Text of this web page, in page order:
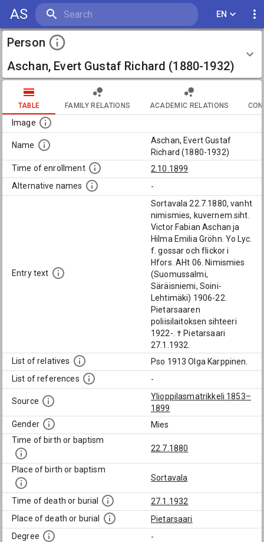
AS EN
Person
Aschan, Evert Gustaf Richard (1880-1932)
TABLE FAMILY RELATIONS ACADEMIC RELATIONS
Image
Name
Aschan, Evert Gustaf
Richard (1880-1932)
Time of enrollment
2.10.1899
Alternative names
-
Entry text
Sortavala 22.7.1880, vanht
nimismies, kuvernem.siht.
Victor Fabian Aschan ja
Hilma Emilia Gröhn. Yo Lyc.
f. gossar och flickor i
Hfors. AHt 06. Nimismies
(Suomussalmi,
Säräisniemi, Soini-
Lehtimäki) 1906-22.
Pietarsaaren
poliisilaitoksen sihteeri
1922-. † Pietarsaari
27.1.1932.
List of relatives
Pso 1913 Olga Karppinen.
List of references
-
Source
Ylioppilasmatrikkeli 1853–
1899
Gender
Mies
Time of birth or baptism
22.7.1880
Place of birth or baptism
Sortavala
Time of death or burial
27.1.1932
Place of death or burial
Pietarsaari
Degree
-